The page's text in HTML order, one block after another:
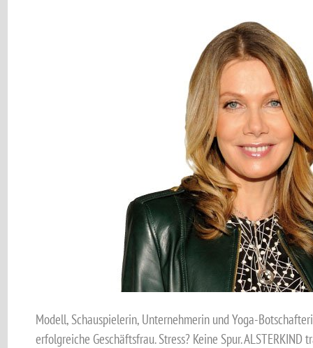
Modell, Schauspielerin, Unternehmerin und Yoga-
erfolgreiche Geschäftsfrau. Stress? Keine Spur.